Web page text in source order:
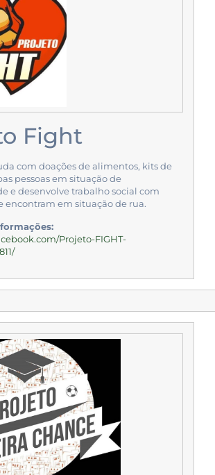
Fight
com doações de alimentos, kits de
pessoas em situação de
e desenvolve trabalho social com
encontram em situação de rua.
Projeto-FIGHT-